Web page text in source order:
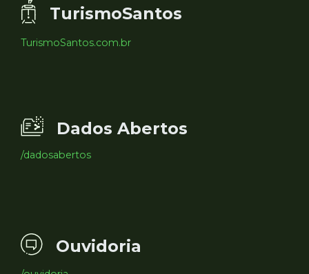
TurismoSantos
TurismoSantos.com.br
Dados Abertos
/dadosabertos
Ouvidoria